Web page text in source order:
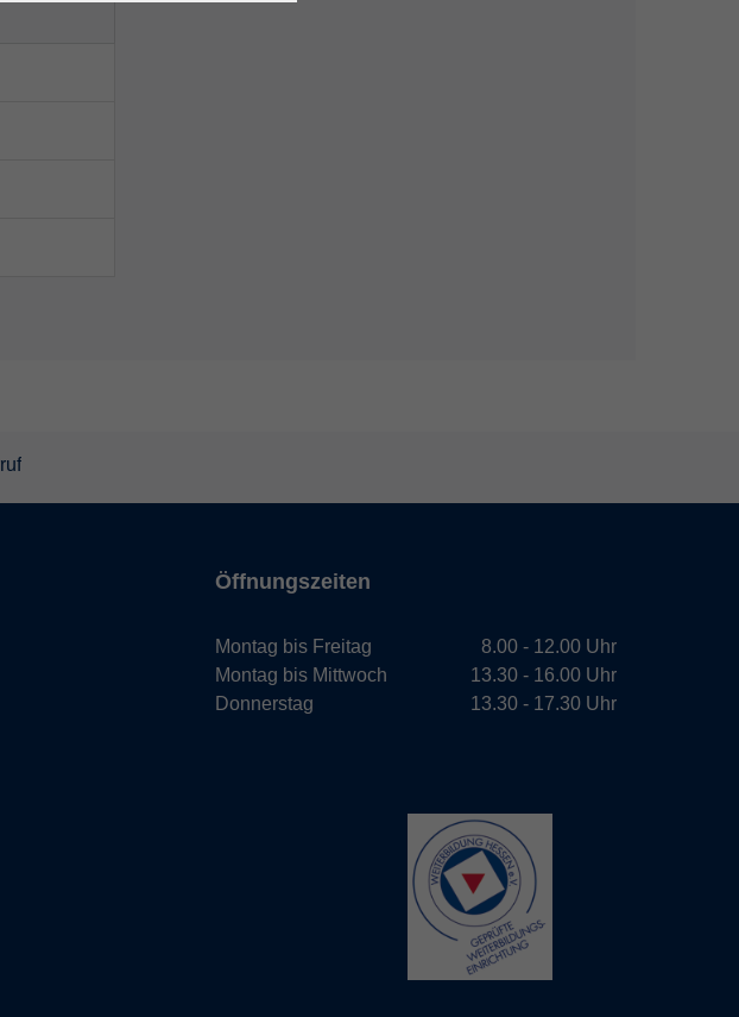
Öffnungszeiten
Montag bis Freitag
Montag bis Mittwoch
Donnerstag
8.00 - 12.00 Uhr
13.30 - 16.00 Uhr
13.30 - 17.30 Uhr